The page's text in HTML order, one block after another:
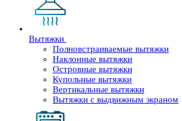
Вытяжки
Полновстраиваемые вытяжки
Наклонные вытяжки
Островные вытяжки
Купольные вытяжки
Вертикальные вытяжки
Вытяжки с выдвижным экраном